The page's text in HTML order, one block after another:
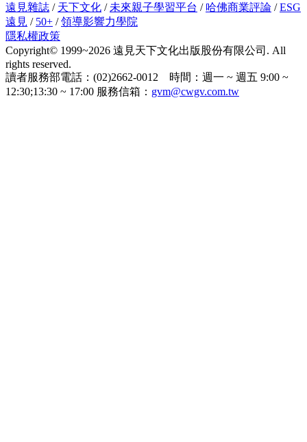
遠見雜誌 / 天下文化 / 未來親子學習平台 / 哈佛商業評論 /ESG
遠見 / 50+ /領導影響力學院
隱私權政策
Copyright© 1999~2026 遠見天下文化出版股份有限公司. All
rights reserved.
讀者服務部電話：(02)2662-0012 時間：週一 ~ 週五 9:00 ~
12:30;13:30 ~ 17:00 服務信箱： gvm@cwgv.com.tw